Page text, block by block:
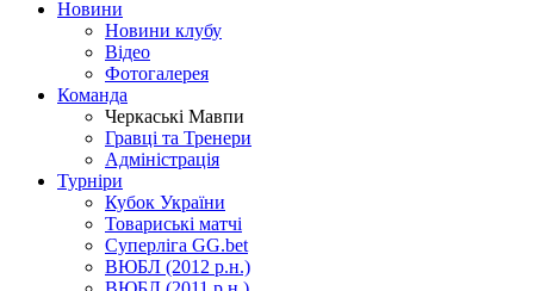
Новини
Новини клубу
Відео
Фотогалерея
Команда
Черкаські Мавпи
Гравці та Тренери
Адміністрація
Турніри
Кубок України
Товариські матчі
Суперліга GG.bet
ВЮБЛ (2012 р.н.)